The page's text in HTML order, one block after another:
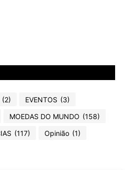
(2) EVENTOS (3)
MOEDAS DO MUNDO (158)
(117) Opinião (1)